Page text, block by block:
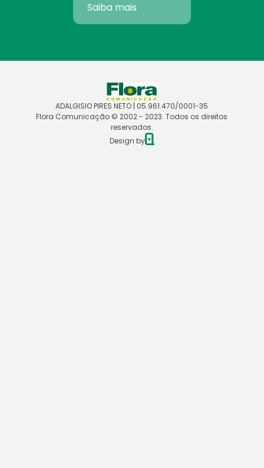
Saiba mais
ADALGISIO PIRES NETO | 05.961.470/0001-35
Flora Comunicação © 2002 - 2023. Todos os direitos
reservados.
Design by